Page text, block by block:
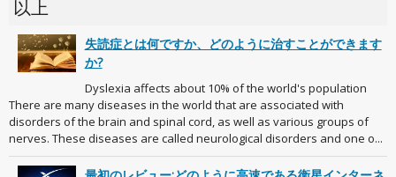
以上
失読症とは何ですか、どのように治すことができます
か?
Dyslexia affects about 10% of the world's population
There are many diseases in the world that are associated with
disorders of the brain and spinal cord, as well as various groups of
nerves. These diseases are called neurological disorders and one o...